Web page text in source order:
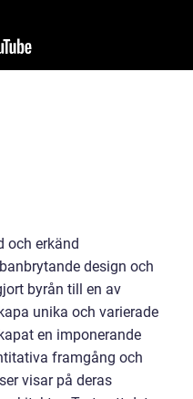
och erkänd
design och
byrån till en av
unika och varierade
en imponerande
framgång och
visar på deras